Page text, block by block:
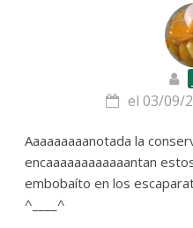
el 03/09/
Aaaaaaaaanotada la
encaaaaaaaaaaaantan
embobaíto en los
^____^